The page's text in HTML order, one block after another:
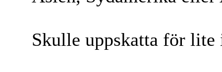
Skulle uppskatta för lite